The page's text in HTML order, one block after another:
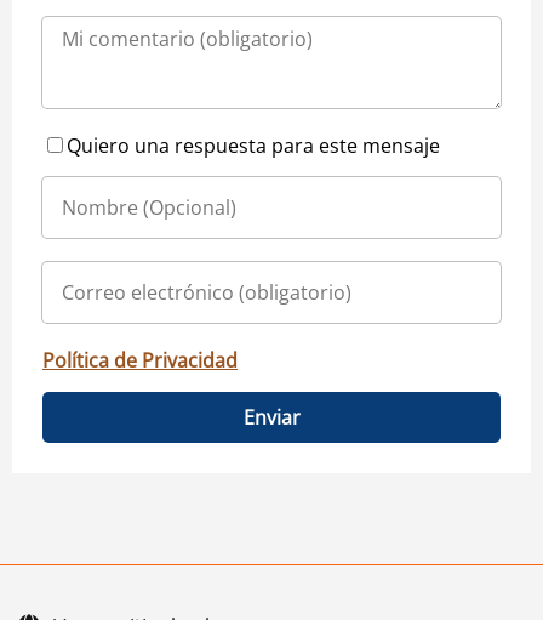
Quiero una respuesta para este mensaje
Política de Privacidad
Enviar